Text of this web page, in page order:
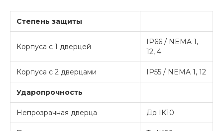
Степень защиты
Корпуса с 1 дверцей
IP66 / NEMA 1,
12, 4
Корпуса с 2 дверцами IP55 / NEMA 1, 12
Ударопрочность
Непрозрачная дверца До IK10